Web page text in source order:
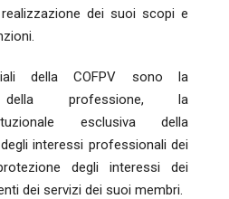
dei suoi scopi e
della COFPV sono la
della professione, la
esclusiva della
interessi professionali dei
degli interessi dei
dei servizi dei suoi membri.